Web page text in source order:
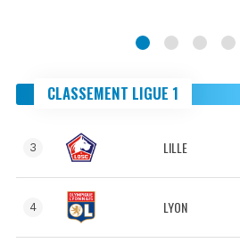
CLASSEMENT LIGUE 1
3 LILLE
4 LYON